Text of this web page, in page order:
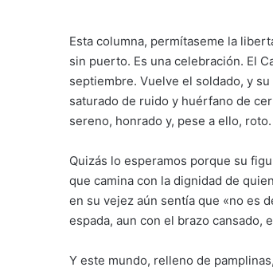
Esta columna, permítaseme la
sin puerto. Es una celebración. El
septiembre. Vuelve el soldado, y
saturado de ruido y huérfano de
sereno, honrado y, pese a ello, roto.
Quizás lo esperamos porque su
que camina con la dignidad de
en su vejez aún sentía que «no es
espada, aun con el brazo cansado,
Y este mundo, relleno de